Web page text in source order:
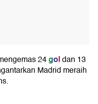
24goldan 13
Madrid meraih